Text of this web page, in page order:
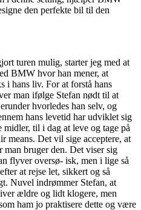
den perfekte bil til den
turen mulig, starter jeg med at
BMW hvor han mener, at
i hans liv. For at forstå hans
man ifølge Stefan nødt til at
hvorledes han selv, og
hans levetid har udviklet sig
til i dag at leve og tage på
means. Det vil sige acceptere, at
man bruger den. Det viser sig
flyver oversø- isk, men i lige så
at rejse let, sikkert og så
Nuvel indrømmer Stefan, at
ældre og lidt klogere, men
ham jo praktisere dette og være